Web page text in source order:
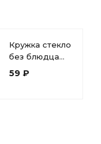
Кружка стекло
без блюдца
200 мл Гламур
59 ₽